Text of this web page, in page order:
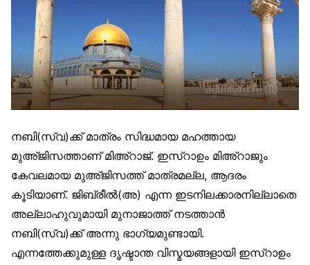
നബി(സ്വ)ക്ക് മാത്രം സിദ്ധമായ മഹത്തായ
മുഅ്ജിസത്താണ് മിഅ്‌റാജ്. ഇസ്‌റാഉം മിഅ്‌റാജും
കേവലമായ മുഅ്ജിസത്ത് മാത്രമല്ല, ആദരം
കൂടിയാണ്. ജിബ്‌രീൽ(അ) എന്ന ഇടനിലക്കാരനില്ലാതെ
അല്ലാഹുവുമായി മുനാജാത്ത് നടത്താൻ
നബി(സ്വ)ക്ക് അന്നു ഭാഗ്യമുണ്ടായി.
എന്നത്തേക്കുമുള്ള ദൃഷ്ടാന്ത വിസ്മയങ്ങളായി ഇസ്‌റാഉം